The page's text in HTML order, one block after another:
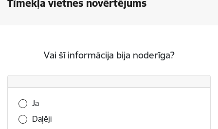
Tīmekļa vietnes novērtējums
Vai šī informācija bija noderīga?
Vai šī informācija bija noderīga?
Jā
Daļēji